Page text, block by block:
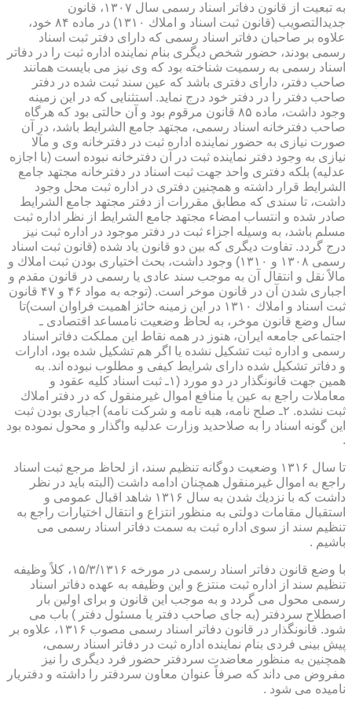
به تبعیت از قانون دفاتر اسناد رسمی سال ۱۳۰۷، قانون
جدیدالتصویب (قانون ثبت اسناد و املاك ۱۳۱۰) در ماده ۸۴ خود،
علاوه بر صاحبان دفاتر اسناد رسمی كه دارای دفتر ثبت اسناد
رسمی بودند، حضور شخص دیگری بنام نماینده اداره ثبت را در دفاتر
اسناد رسمی به رسمیت شناخته بود كه وی نیز می بایست همانند
صاحب دفتر، دارای دفتری باشد كه عین سند ثبت شده در دفتر
صاحب دفتر را در دفتر خود درج نماید. استثنایی كه در این زمینه
وجود داشت، ماده ۸۵ قانون مرقوم بود و آن حالتی بود كه هرگاه
صاحب دفترخانه اسناد رسمی، مجتهد جامع الشرایط باشد، در آن
صورت نیازی به حضور نماینده اداره ثبت در دفترخانه وی و مآلا
نیازی به وجود دفتر نماینده ثبت در آن دفترخانه نبوده است (با اجازه
عدلیه) بلكه دفتری واحد جهت ثبت اسناد در دفترخانه مجتهد جامع
الشرایط قرار داشته و همچنین دفتری در اداره ثبت محل وجود
داشت، تا سندی كه مطابق مقررات از دفتر مجتهد جامع الشرایط
صادر شده و انتساب امضاء مجتهد جامع الشرایط از نظر اداره ثبت
مسلم باشد، به وسیله اجزاء ثبت در دفتر موجود در اداره ثبت نیز
درج گردد. تفاوت دیگری كه بین دو قانون یاد شده (قانون ثبت اسناد
رسمی ۱۳۰۸ و ۱۳۱۰) وجود داشت، بحث اختیاری بودن ثبت املاك و
مالاً نقل و انتقال آن به موجب سند عادی یا رسمی در قانون مقدم و
اجباری شدن آن در قانون موخر است. (توجه به مواد ۴۶ و ۴۷ قانون
ثبت اسناد و املاك ۱۳۱۰ در این زمینه حائز اهمیت فراوان است)تا
سال وضع قانون موخر، به لحاظ وضعیت نامساعد اقتصادی ـ
اجتماعی جامعه ایران، هنوز در همه نقاط این مملكت دفاتر اسناد
رسمی و اداره ثبت تشكیل نشده یا اگر هم تشكیل شده بود، ادارات
و دفاتر تشكیل شده دارای شرایط كیفی و مطلوب نبوده اند. به
همین جهت قانونگذار در دو مورد (۱ـ ثبت اسناد كلیه عقود و
معاملات راجع به عین یا منافع اموال غیرمنقول كه در دفتر املاك
ثبت نشده. ۲ـ صلح نامه، هبه نامه و شركت نامه) اجباری بودن ثبت
این گونه اسناد را به صلاحدید وزارت عدلیه واگذار و محول نموده بود
.
تا سال ۱۳۱۶ وضعیت دوگانه تنظیم سند، از لحاظ مرجع ثبت اسناد
راجع به اموال غیرمنقول همچنان ادامه داشت (البته باید در نظر
داشت كه با نزدیك شدن به سال ۱۳۱۶ شاهد اقبال عمومی و
استقبال مقامات دولتی به منظور انتزاع و انتقال اختیارات راجع به
تنظیم سند از سوی اداره ثبت به سمت دفاتر اسناد رسمی می
باشیم .
با وضع قانون دفاتر اسناد رسمی در مورخه ۱۵/۳/۱۳۱۶، كلاً وظیفه
تنظیم سند از اداره ثبت منتزع و این وظیفه به عهده دفاتر اسناد
رسمی محول می گردد و به موجب این قانون و برای اولین بار
اصطلاح سردفتر (به جای صاحب دفتر یا مسئول دفتر ) باب می
شود. قانونگذار در قانون دفاتر اسناد رسمی مصوب ۱۳۱۶، علاوه بر
پیش بینی فردی بنام نماینده اداره ثبت در دفاتر اسناد رسمی،
همچنین به منظور معاضدت سردفتر حضور فرد دیگری را نیز
مفروض می داند كه صرفاً عنوان معاون سردفتر را داشته و دفتریار
نامیده می شود .